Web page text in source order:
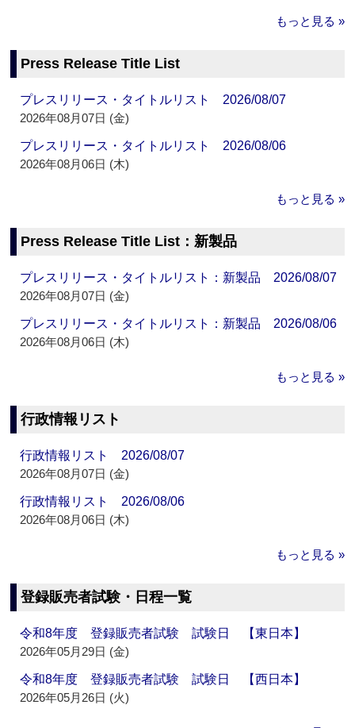
もっと見る »
Press Release Title List
プレスリリース・タイトルリスト 2026/08/07
2026年08月07日 (金)
プレスリリース・タイトルリスト 2026/08/06
2026年08月06日 (木)
もっと見る »
Press Release Title List：新製品
プレスリリース・タイトルリスト：新製品 2026/08/07
2026年08月07日 (金)
プレスリリース・タイトルリスト：新製品 2026/08/06
2026年08月06日 (木)
もっと見る »
行政情報リスト
行政情報リスト 2026/08/07
2026年08月07日 (金)
行政情報リスト 2026/08/06
2026年08月06日 (木)
もっと見る »
登録販売者試験・日程一覧
令和8年度 登録販売者試験 試験日 【東日本】
2026年05月29日 (金)
令和8年度 登録販売者試験 試験日 【西日本】
2026年05月26日 (火)